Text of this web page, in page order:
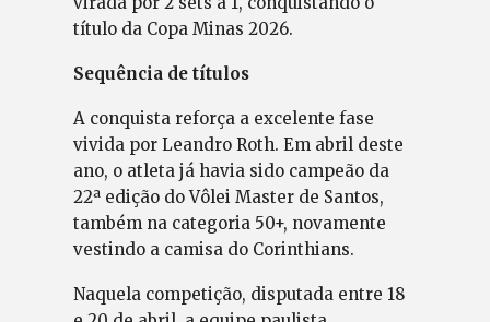
título da Copa Minas 2026.
Sequência de títulos
A conquista reforça a excelente fase
vivida por Leandro Roth. Em abril deste
ano, o atleta já havia sido campeão da
22ª edição do Vôlei Master de Santos,
também na categoria 50+, novamente
vestindo a camisa do Corinthians.
Naquela competição, disputada entre 18